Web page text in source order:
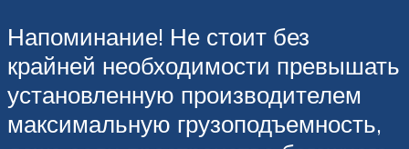
Напоминание! Не стоит без
крайней необходимости превышать
установленную производителем
максимальную грузоподъемность,